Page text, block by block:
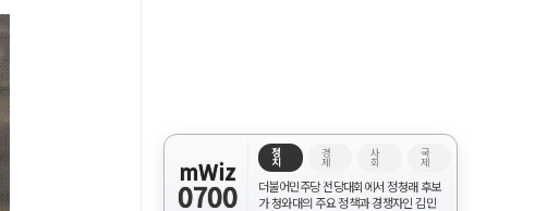
mWiz
0700
정
치
경
제
사
회
국
제
더불어민주당 전당대회에서 정청래 후보
가 청와대의 주요 정책과 경쟁자인 김민